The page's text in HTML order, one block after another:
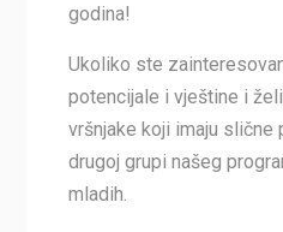
godina!
Ukoliko ste
potencijale i vještine i
vršnjake koji imaju
drugoj grupi našeg
mladih.